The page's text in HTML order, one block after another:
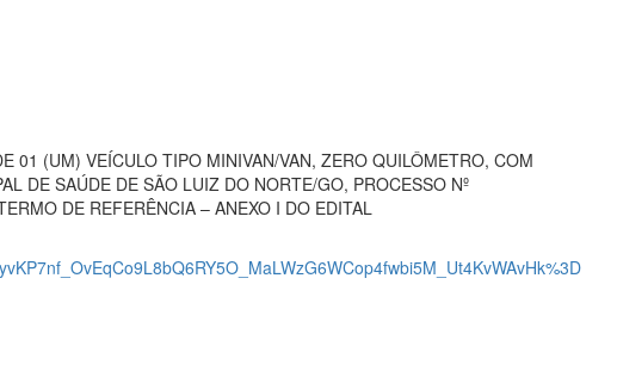
01 (UM) VEÍCULO TIPO MINIVAN/VAN, ZERO QUILÔMETRO, COM
DE SAÚDE DE SÃO LUIZ DO NORTE/GO, PROCESSO Nº
DE REFERÊNCIA – ANEXO I DO EDITAL